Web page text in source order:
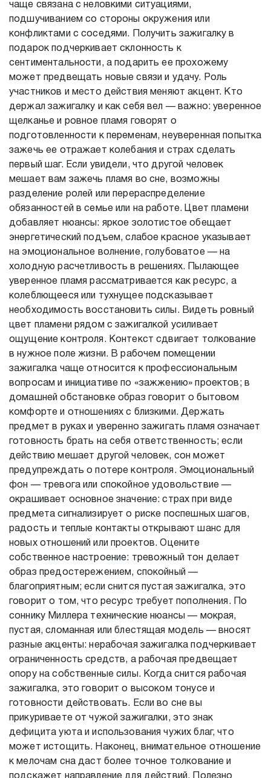
чаще связана с неловкими ситуациями,
подшучиванием со стороны окружения или
конфликтами с соседями. Получить зажигалку в
подарок подчеркивает склонность к
сентиментальности, а подарить ее прохожему
может предвещать новые связи и удачу. Роль
участников и место действия меняют акцент. Кто
держал зажигалку и как себя вел — важно: уверенное
щелканье и ровное пламя говорят о
подготовленности к переменам, неуверенная попытка
зажечь ее отражает колебания и страх сделать
первый шаг. Если увидели, что другой человек
мешает вам зажечь пламя во сне, возможны
разделение ролей или перераспределение
обязанностей в семье или на работе. Цвет пламени
добавляет нюансы: яркое золотистое обещает
энергетический подъем, слабое красное указывает
на эмоциональное волнение, голубоватое — на
холодную расчетливость в решениях. Пылающее
уверенное пламя рассматривается как ресурс, а
колеблющееся или тухнущее подсказывает
необходимость восстановить силы. Видеть ровный
цвет пламени рядом с зажигалкой усиливает
ощущение контроля. Контекст сдвигает толкование
в нужное поле жизни. В рабочем помещении
зажигалка чаще относится к профессиональным
вопросам и инициативе по «зажжению» проектов; в
домашней обстановке образ говорит о бытовом
комфорте и отношениях с близкими. Держать
предмет в руках и уверенно зажигать пламя означает
готовность брать на себя ответственность; если
действию мешает другой человек, сон может
предупреждать о потере контроля. Эмоциональный
фон — тревога или спокойное удовольствие —
окрашивает основное значение: страх при виде
предмета сигнализирует о риске поспешных шагов,
радость и теплые контакты открывают шанс для
новых отношений или проектов. Оцените
собственное настроение: тревожный тон делает
образ предостережением, спокойный —
благоприятным; если снится пустая зажигалка, это
говорит о том, что ресурс требует пополнения. По
соннику Миллера технические нюансы — мокрая,
пустая, сломанная или блестящая модель — вносят
разные акценты: нерабочая зажигалка подчеркивает
ограниченность средств, а рабочая предвещает
опору на собственные силы. Когда снится рабочая
зажигалка, это говорит о высоком тонусе и
готовности действовать. Если во сне вы
прикуриваете от чужой зажигалки, это знак
дефицита уюта и использования чужих благ, что
может истощить. Наконец, внимательное отношение
к мелочам сна даст более точное толкование и
подскажет направление для действий. Полезно